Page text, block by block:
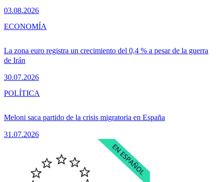
03.08.2026
La zona euro registra un crecimiento del 0,4 % a pesar de la guerra
de Irán
30.07.2026
ECONOMÍA
Meloni saca partido de la crisis migratoria en España
31.07.2026
POLÍTICA